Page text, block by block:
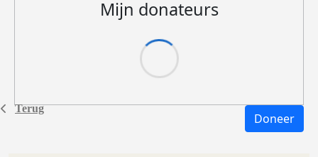
Terug
Mijn donateurs
Doneer